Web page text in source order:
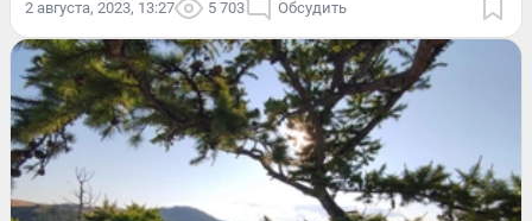
2 августа, 2023, 13:27 5 703 Обсудить